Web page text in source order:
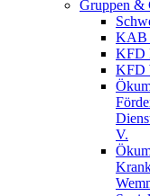
Gruppen &
KAB
KFD
KFD
V.